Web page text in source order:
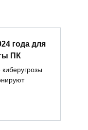
года для
ПК